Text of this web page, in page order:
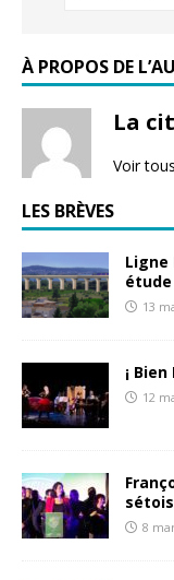
À PROPOS DE
La
Voir
LES BRÈVES
Ligne
13
¡
12
8